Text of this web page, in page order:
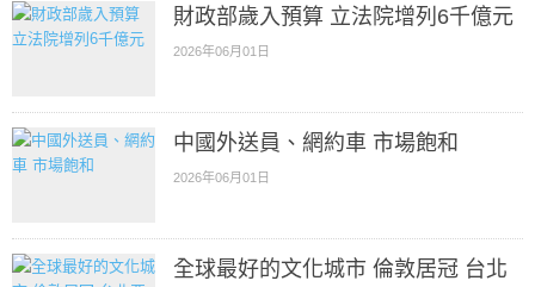
財政部歲入預算 立法院增列6千億元
2026年06月01日
中國外送員、網約車 市場飽和
2026年06月01日
全球最好的文化城市 倫敦居冠 台北